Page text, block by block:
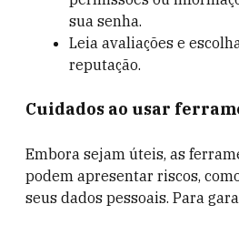
sua senha.
Leia avaliações e
reputação.
Cuidados ao usar
Embora sejam úteis, as
podem apresentar riscos,
seus dados pessoais. Para